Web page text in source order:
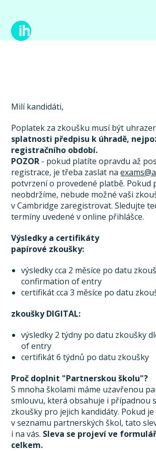
Milí kandidáti,
Poplatek za zkoušku musí být
splatnosti předpisu k úhradě,
registračního období.
POZOR - pokud platíte opravdu až
registrace, je třeba zaslat na
potvrzení o provedené platbě. Pokud
neobdržíme, nebude možné vaši
v Cambridge zaregistrovat. Sledujte
termíny uvedené v online přihlášce.
Výsledky a certifikáty
papírové zkoušky:
výsledky cca 2 měsíce po datu
confirmation of entry
certifikát cca 3 měsíce po datu
zkoušky DIGITAL:
výsledky 2 týdny po datu zkoušky
of entry
certifikát 6 týdnů po datu zkoušky
Proč doplnit "Partnerskou školu"?
S mnoha školami máme uzavřenou
smlouvu, která obsahuje i případnou
zkoušky pro jejich kandidáty. Pokud je
v seznamu partnerských škol, tato
i na vás. Sleva se projeví ve
celkem.